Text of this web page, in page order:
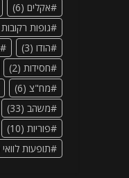
אקלים (6)
גופות רקובות
הודו (3)
חסידות (2)
מח"צ (6)
משהב (33)
פוריות (10)
תופעות לוואי